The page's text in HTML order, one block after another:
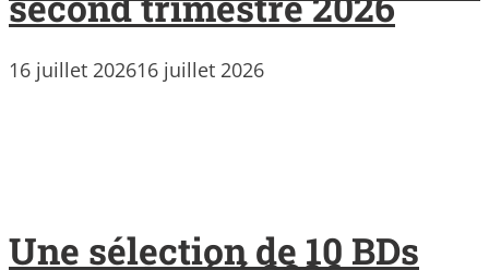
16 juillet 202616 juillet 2026
Une sélection de 10 BDs